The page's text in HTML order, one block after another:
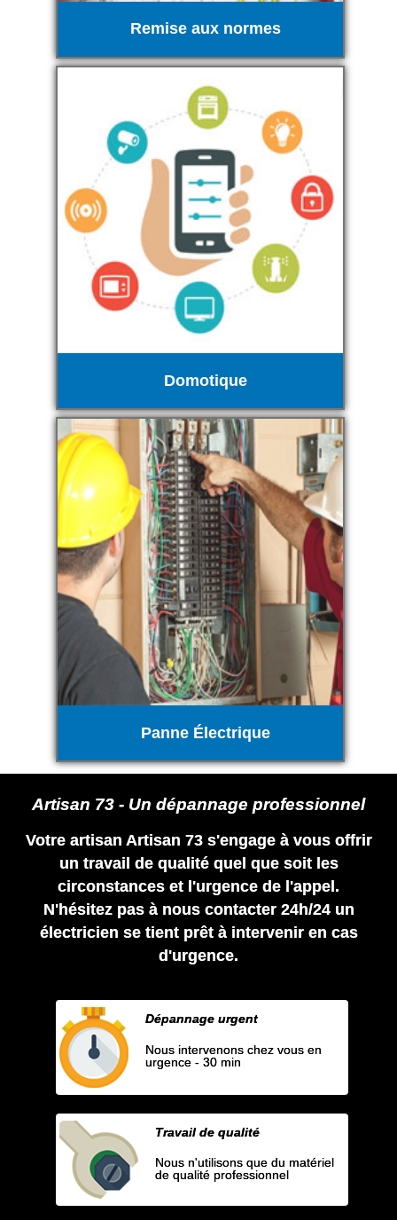
Remise aux normes
Domotique
Panne Électrique
Artisan 73 - Un dépannage professionnel
Votre artisan Artisan 73 s'engage à vous offrir
un travail de qualité quel que soit les
circonstances et l'urgence de l'appel.
N'hésitez pas à nous contacter 24h/24 un
électricien se tient prêt à intervenir en cas
d'urgence.
Dépannage urgent
Nous intervenons chez vous en
urgence - 30 min
Travail de qualité
Nous n'utilisons que du matériel
de qualité professionnel